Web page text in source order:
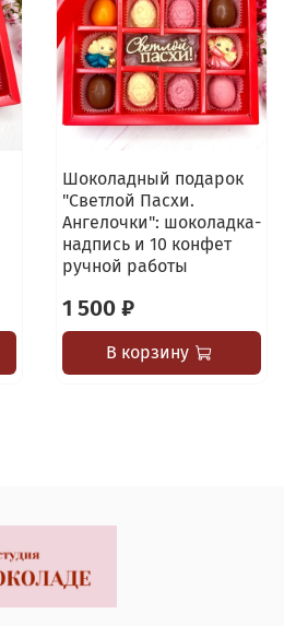
Шоколадный подарок
"Светлой Пасхи.
Ангелочки": шоколадка-
надпись и 10 конфет
ручной работы
1 500 ₽
В корзину